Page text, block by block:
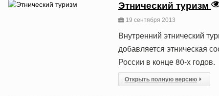
Этнический туризм
19 сентября 2013
Внутренний этнический
добавляется этническая
России в конце 80-х годов.
Открыть полную версию